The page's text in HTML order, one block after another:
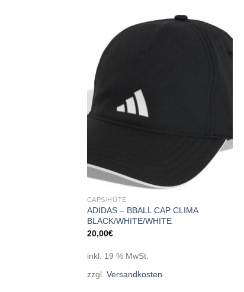
CAPS/HÜTE
ADIDAS – BBALL CAP CLIMA
BLACK/WHITE/WHITE
20,00€
inkl. 19 % MwSt.
zzgl. Versandkosten